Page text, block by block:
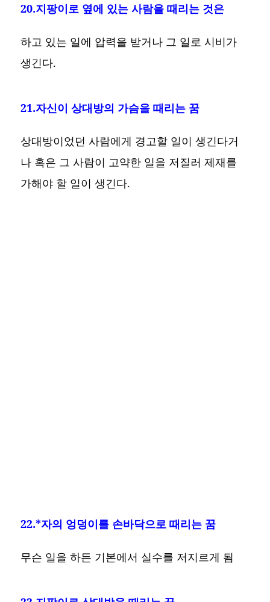
20.지팡이로 옆에 있는 사람을 때리는 것은
하고 있는 일에 압력을 받거나 그 일로 시비가
생긴다.
21.자신이 상대방의 가슴을 때리는 꿈
상대방이었던 사람에게 경고할 일이 생긴다거
나 혹은 그 사람이 고약한 일을 저질러 제재를
가해야 할 일이 생긴다.
22.*자의 엉덩이를 손바닥으로 때리는 꿈
무슨 일을 하든 기본에서 실수를 저지르게 됨